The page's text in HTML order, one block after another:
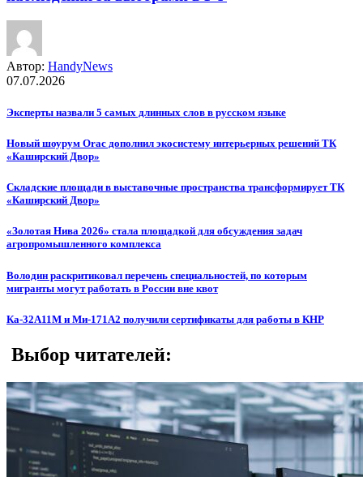
Автор: HandyNews
07.07.2026
Эксперты назвали 5 самых длинных слов в русском языке
Новый шоурум Orac дополнил экосистему интерьерных решений ТК
«Каширский Двор»
Складские площади в выставочные пространства трансформирует ТК
«Каширский Двор»
«Золотая Нива 2026» стала площадкой для обсуждения задач
агропромышленного комплекса
Володин раскритиковал перечень специальностей, по которым
мигранты могут работать в России вне квот
Ка-32А11М и Ми-171А2 получили сертификаты для работы в КНР
Выбор читателей: